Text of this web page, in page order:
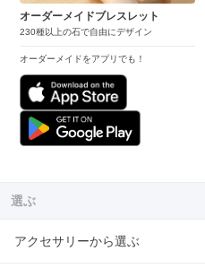
オーダーメイドブレスレット
230種以上の石で自由にデザイン
オーダーメイドをアプリでも！
選ぶ
アクセサリーから選ぶ